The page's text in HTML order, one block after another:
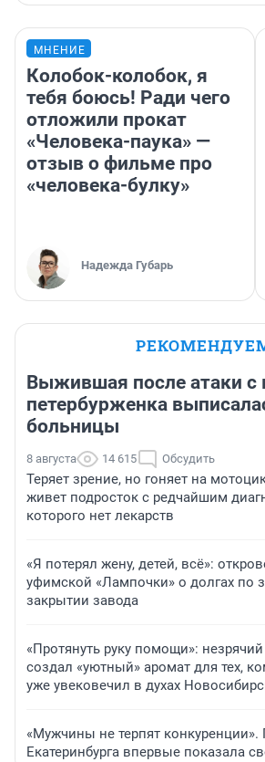
МНЕНИЕ
Колобок-колобок, я
тебя боюсь! Ради чего
отложили прокат
«Человека-паука» —
отзыв о фильме про
«человека-булку»
Надежда Губарь
Выжившая после атаки с
петербурженка
больницы
8 августа 14 615 Обсудить
Теряет зрение, но гоняет на
живет подросток с редчайшим
которого нет лекарств
«Я потерял жену, детей, всё»:
уфимской «Лампочки» о долгах по
закрытии завода
«Протянуть руку помощи»:
создал «уютный» аромат для тех,
уже увековечил в духах
«Мужчины не терпят конкуренции».
Екатеринбурга впервые показала